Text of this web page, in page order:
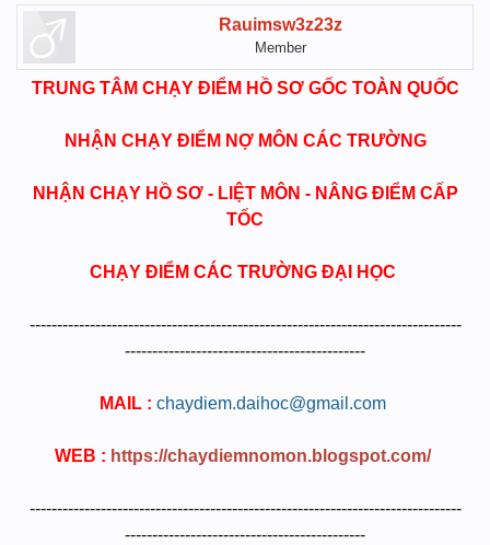
Rauimsw3z23z
Member
TRUNG TÂM CHẠY ĐIỂM HỒ SƠ GỐC TOÀN QUỐC
NHẬN CHẠY ĐIỂM NỢ MÔN CÁC TRƯỜNG
NHẬN CHẠY HỒ SƠ - LIỆT MÔN - NÂNG ĐIỂM CẤP
TỐC
CHẠY ĐIỂM CÁC TRƯỜNG ĐẠI HỌC
-------------------------------------------------------------------------------
--------------------------------------------
MAIL : chaydiem.daihoc@gmail.com
WEB : https://chaydiemnomon.blogspot.com/​
-------------------------------------------------------------------------------
--------------------------------------------